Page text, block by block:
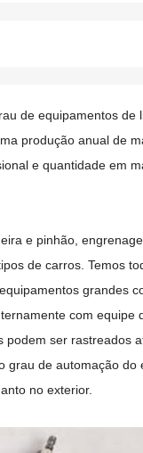
de equipamentos de
produção anual de
e quantidade em
e pinhão,
de carros. Temos
grandes
com equipe
podem ser rastreados
grau de automação do
no exterior.